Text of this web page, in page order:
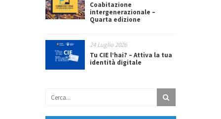
Coabitazione
intergenerazionale –
Quarta edizione
24 Luglio 2026
Tu CIE l’hai? – Attiva la tua
identità digitale